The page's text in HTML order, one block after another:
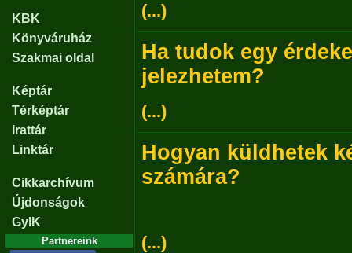
KBK
Könyváruház
Szakmai oldal
Képtár
Térképtár
Irattár
Linktár
Cikkarchívum
Újdonságok
GyIK
Partnereink
(...)
Ha tudok egy
jelezhetem?
(...)
Hogyan küldhetek
számára?
(...)